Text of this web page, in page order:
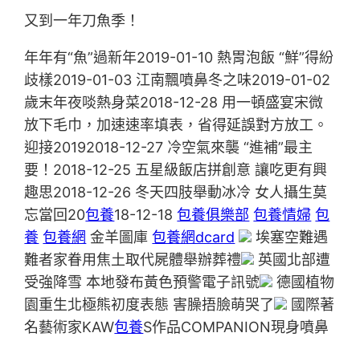
又到一年刀魚季！
年年有“魚”過新年2019-01-10 熱胃泡飯 “鮮”得紛
歧樣2019-01-03 江南飄噴鼻冬之味2019-01-02
歲末年夜啖熱身菜2018-12-28 用一頓盛宴宋微
放下毛巾，加速速率填表，省得延誤對方放工。
迎接20192018-12-27 冷空氣來襲 “進補”最主
要！2018-12-25 五星級飯店拼創意 讓吃更有興
趣思2018-12-26 冬天四肢舉動冰冷 女人攝生莫
忘當回20包養18-12-18包養俱樂部 包養情婦 包
養 包養網 金羊圖庫包養網dcard
埃塞空難遇
難者家眷用焦土取代屍體舉辦葬禮
英國北部遭
受強降雪 本地發布黃色預警電子訊號
德國植物
園重生北極熊初度表態 害臊捂臉萌哭了
國際著
名藝術家KAW包養S作品COMPANION現身噴鼻